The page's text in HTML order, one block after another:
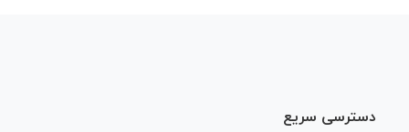
دسترسی سریع